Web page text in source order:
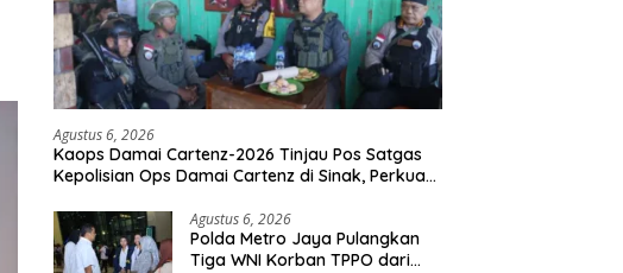
Agustus 6, 2026
Kaops Damai Cartenz-2026 Tinjau Pos Satgas
Kepolisian Ops Damai Cartenz di Sinak, Perkuat
Agustus 6, 2026
Polda Metro Jaya Pulangkan
Tiga WNI Korban TPPO dari